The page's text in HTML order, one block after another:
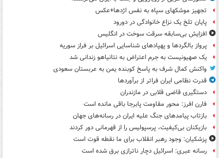
تجهیز موشکهای سپاه به نفس اژدها+عکس
پایان تلخ یک نزاع خانوادگی در دورود
افزایش بی‌سابقه سرقت سوخت در انگلیس
پرواز بالگردها و پهپادهای شناسایی اسرائیل بر فراز سوریه
یک صهیونیست به جرم اعتراض به نتانیاهو زندانی شد
واکنش کمال شرف به پاسخ کوبنده یمن به عربستان سعودی
قدرت نظامی ایران فراتر از برآوردها
دستگیری قاضی قلابی در مازندران
فارن افرز: محور مقاومت پابرجا باقی مانده است
بازتاب پیامدهای جنگ علیه ایران در رسانه‌های جهان
بازیکنان بی‌کیفیت، پرسپولیس را از قهرمانی دور کردند
پزشکیان: وجود رهبر انقلاب برای ما نقطه قوت است
رسانه عبری: اسرائیل دچار ناترازی برق شده است